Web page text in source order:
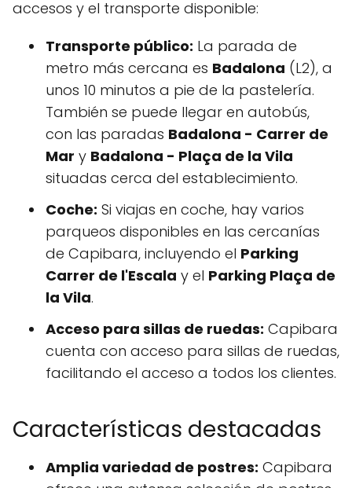
accesos y el transporte disponible:
Transporte público: La parada de
metro más cercana es Badalona (L2), a
unos 10 minutos a pie de la pastelería.
También se puede llegar en autobús,
con las paradas Badalona - Carrer de
Mar y Badalona - Plaça de la Vila
situadas cerca del establecimiento.
Coche: Si viajas en coche, hay varios
parqueos disponibles en las cercanías
de Capibara, incluyendo el Parking
Carrer de l'Escala y el Parking Plaça de
la Vila.
Acceso para sillas de ruedas: Capibara
cuenta con acceso para sillas de ruedas,
facilitando el acceso a todos los clientes.
Características destacadas
Amplia variedad de postres: Capibara